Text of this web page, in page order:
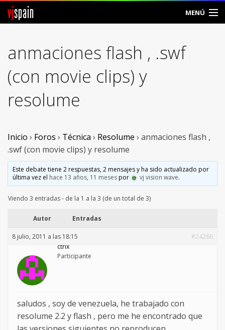
vjspain MENÚ
Foros
Noticias
Vjspain
Ayuda
Contacto
Entrar
anmaciones flash , .swf
(con movie clips) y
resolume
Inicio › Foros › Técnica › Resolume › anmaciones flash ,
.swf (con movie clips) y resolume
Este debate tiene 2 respuestas, 2 mensajes y ha sido actualizado por
última vez el hace 13 años, 11 mesespor vj vision wave.
Viendo 3 entradas - de la 1 a la 3 (de un total de 3)
Autor Entradas
8 julio, 2011 a las 18:15
#24266
ctrlx
Participante
saludos , soy de venezuela, he trabajado con
resolume 2.2 y flash , pero me he encontrado que